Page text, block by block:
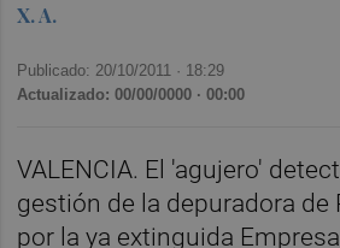
X. A.
Publicado: 20/10/2011 · 18:29
Actualizado: 00/00/0000 · 00:00
VALENCIA. El 'agujero'
gestión de la depuradora de
por la ya extinguida